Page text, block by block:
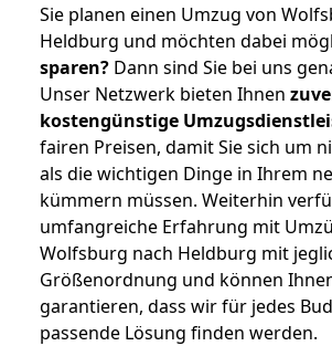
Sie planen einen Umzug von
Heldburg und möchten dabei
sparen? Dann sind Sie bei uns
Unser Netzwerk bieten Ihnen
kostengünstige
fairen Preisen, damit Sie sich um
als die wichtigen Dinge in Ihrem
kümmern müssen. Weiterhin
umfangreiche Erfahrung mit
Wolfsburg nach Heldburg mit
Größenordnung und können
garantieren, dass wir für jedes
passende Lösung finden werden.